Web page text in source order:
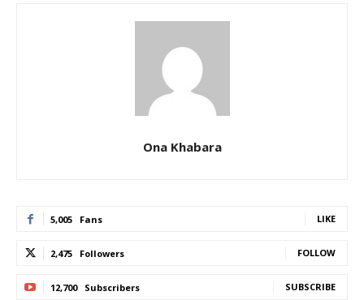
Ona Khabara
5,005 Fans LIKE
2,475 Followers FOLLOW
12,700 Subscribers SUBSCRIBE